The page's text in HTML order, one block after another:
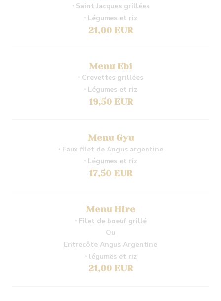
⋅ Saint Jacques grillées
⋅ Légumes et riz
21,00 EUR
Menu Ebi
⋅ Crevettes grillées
⋅ Légumes et riz
19,50 EUR
Menu Gyu
⋅ Faux filet de Angus argentine
⋅ Légumes et riz
17,50 EUR
Menu Hire
⋅ Filet de boeuf grillé
Ou
Entrecôte Angus Argentine
⋅ légumes et riz
21,00 EUR